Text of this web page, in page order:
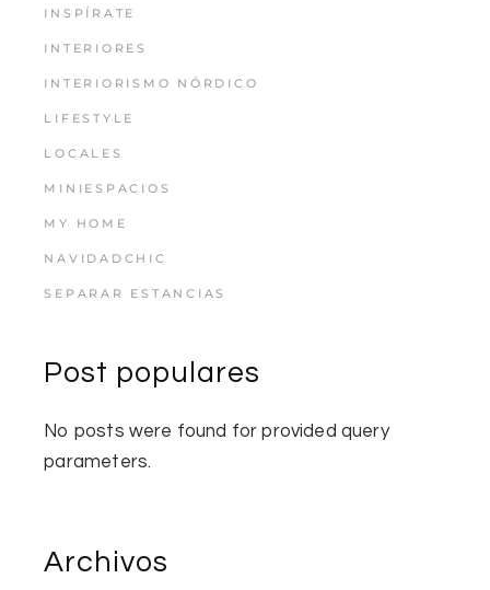
INSPÍRATE
INTERIORES
INTERIORISMO NÓRDICO
LIFESTYLE
LOCALES
MINIESPACIOS
MY HOME
NAVIDADCHIC
SEPARAR ESTANCIAS
Post populares
No posts were found for provided query
parameters.
Archivos